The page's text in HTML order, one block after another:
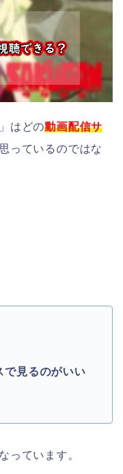
はどの動画配信サ
っているのではな
で見るのがいい
っています。